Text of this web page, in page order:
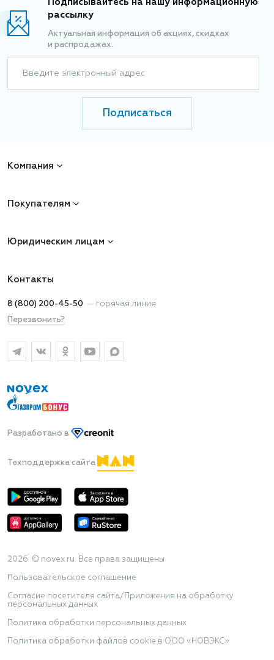
Подписывайтесь на нашу информационную
рассылку
Актуальная информация об акциях, скидках
и распродажах.
Введите электронный адрес
Подписаться
Компания
Покупателям
Юридическим лицам
Контакты
8 (800) 200-45-50 — горячая линия
Перезвонить?
Разработано в
Техподдержка сайта
2026 © novex.ru. Все права защищены
Пользовательское соглашение
Согласие посетителя сайта/Приложения на обработку
персональных данных
Политика обработки персональных данных
Политика обработки файлов cookie в ООО «НОВЭКС»